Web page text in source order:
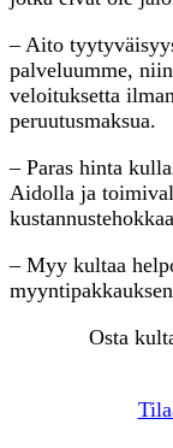
– Aito
palveluumme,
veloituksetta
peruutusmaksua.
– Paras hinta
Aidolla ja
– Myy kultaa
Osta